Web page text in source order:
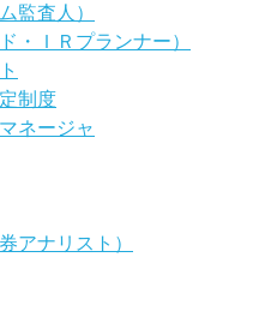
監査人）
・ＩＲプランナー）
制度
ネージャ
アナリスト）